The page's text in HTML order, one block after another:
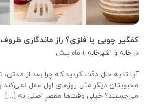
کفگیر چوبی یا فلزی؟ راز ماندگاری
درخانه و آشپزخانه ,1 ماه پیش
آیا تا به حال دقت کردید که چرا بعد از
محبوبتان دیگر مثل روزهای اول عمل نمی‌کند
می‌چسبند؟ خیلی وقت‌ها مقصرِ اصلی نه […]